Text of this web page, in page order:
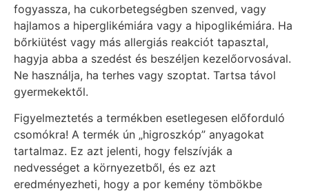
fogyassza, ha cukorbetegségben szenved, vagy
hajlamos a hiperglikémiára vagy a hipoglikémiára. Ha
bőrkiütést vagy más allergiás reakciót tapasztal,
hagyja abba a szedést és beszéljen kezelőorvosával.
Ne használja, ha terhes vagy szoptat. Tartsa távol
gyermekektől.
Figyelmeztetés a termékben esetlegesen előforduló
csomókra! A termék ún „higroszkóp” anyagokat
tartalmaz. Ez azt jelenti, hogy felszívják a
nedvességet a környezetből, és ez azt
eredményezheti, hogy a por kemény tömbökbe